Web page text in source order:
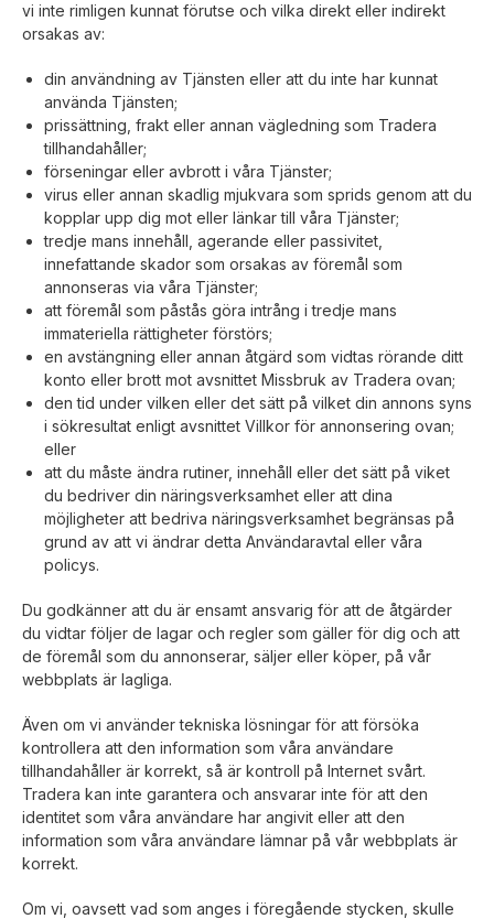
vi inte rimligen kunnat förutse och vilka direkt eller indirekt
orsakas av:
din användning av Tjänsten eller att du inte har kunnat
använda Tjänsten;
prissättning, frakt eller annan vägledning som Tradera
tillhandahåller;
förseningar eller avbrott i våra Tjänster;
virus eller annan skadlig mjukvara som sprids genom att du
kopplar upp dig mot eller länkar till våra Tjänster;
tredje mans innehåll, agerande eller passivitet,
innefattande skador som orsakas av föremål som
annonseras via våra Tjänster;
att föremål som påstås göra intrång i tredje mans
immateriella rättigheter förstörs;
en avstängning eller annan åtgärd som vidtas rörande ditt
konto eller brott mot avsnittet Missbruk av Tradera ovan;
den tid under vilken eller det sätt på vilket din annons syns
i sökresultat enligt avsnittet Villkor för annonsering ovan;
eller
att du måste ändra rutiner, innehåll eller det sätt på viket
du bedriver din näringsverksamhet eller att dina
möjligheter att bedriva näringsverksamhet begränsas på
grund av att vi ändrar detta Användaravtal eller våra
policys.
Du godkänner att du är ensamt ansvarig för att de åtgärder
du vidtar följer de lagar och regler som gäller för dig och att
de föremål som du annonserar, säljer eller köper, på vår
webbplats är lagliga.
Även om vi använder tekniska lösningar för att försöka
kontrollera att den information som våra användare
tillhandahåller är korrekt, så är kontroll på Internet svårt.
Tradera kan inte garantera och ansvarar inte för att den
identitet som våra användare har angivit eller att den
information som våra användare lämnar på vår webbplats är
korrekt.
Om vi, oavsett vad som anges i föregående stycken, skulle